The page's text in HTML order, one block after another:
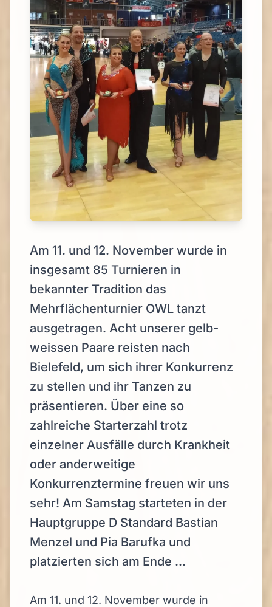
Am 11. und 12. November wurde in
insgesamt 85 Turnieren in
bekannter Tradition das
Mehrflächenturnier OWL tanzt
ausgetragen. Acht unserer gelb-
weissen Paare reisten nach
Bielefeld, um sich ihrer Konkurrenz
zu stellen und ihr Tanzen zu
präsentieren. Über eine so
zahlreiche Starterzahl trotz
einzelner Ausfälle durch Krankheit
oder anderweitige
Konkurrenztermine freuen wir uns
sehr! Am Samstag starteten in der
Hauptgruppe D Standard Bastian
Menzel und Pia Barufka und
platzierten sich am Ende ...
Am 11. und 12. November wurde in